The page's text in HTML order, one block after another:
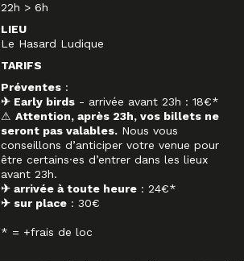
22h > 6h
LIEU
Le Hasard Ludique
TARIFS
Préventes :
✈ Early birds - arrivée avant 23h : 18€*
⚠ Attention, après 23h, vos billets ne
seront pas valables. Nous vous
conseillons d’anticiper votre venue pour
être certains·es d’entrer dans les lieux
avant 23h.
✈ arrivée à toute heure : 24€*
✈ sur place : 30€
* = +frais de loc